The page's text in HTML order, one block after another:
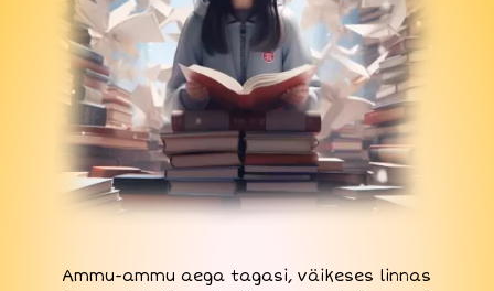
Ammu-ammu aega tagasi, väikeses linnas